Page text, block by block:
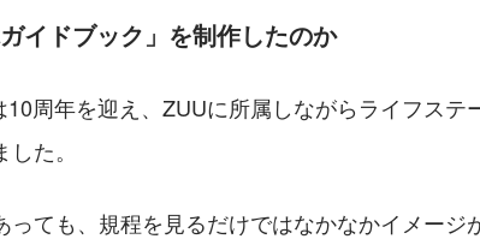
イドブック」を制作したのか
周年を迎え、ZUUに所属しながらライフステ
た。
っても、規程を見るだけではなかなかイメージ